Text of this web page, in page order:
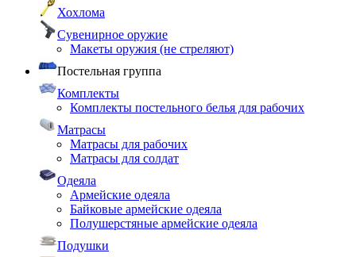
Хохлома
Сувенирное оружие
Макеты оружия (не стреляют)
Постельная группа
Комплекты
Комплекты постельного белья для рабочих
Матрасы
Матрасы для рабочих
Матрасы для солдат
Одеяла
Армейские одеяла
Байковые армейские одеяла
Полушерстяные армейские одеяла
Подушки